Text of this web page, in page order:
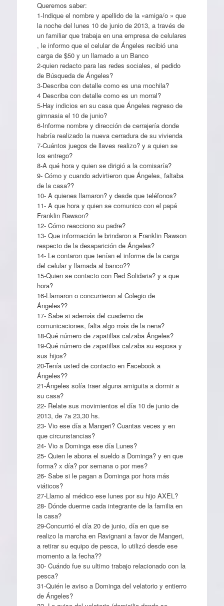
Queremos saber:
1-Indique el nombre y apellido de la «amiga/o » que
la noche del lunes 10 de junio de 2013, a través de
un familiar que trabaja en una empresa de celulares
, le informo que el celular de Ángeles recibió una
carga de $50 y un llamado a un Banco
2-quien redacto para las redes sociales, el pedido
de Búsqueda de Ángeles?
3-Describa con detalle como es una mochila?
4 Describa con detalle como es un morral?
5-Hay indicios en su casa que Ángeles regreso de
gimnasia el 10 de junio?
6-Informe nombre y dirección de cerrajería donde
habría realizado la nueva cerradura de su vivienda
7-Cuántos juegos de llaves realizo? y a quien se
los entrego?
8-A qué hora y quien se dirigió a la comisaría?
9- Cómo y cuando advirtieron que Ángeles, faltaba
de la casa??
10- A quienes llamaron? y desde que teléfonos?
11- A que hora y quien se comunico con el papá
Franklin Rawson?
12- Cómo reacciono su padre?
13- Que información le brindaron a Franklin Rawson
respecto de la desaparición de Ángeles?
14- Le contaron que tenían el informe de la carga
del celular y llamada al banco??
15-Quien se contacto con Red Solidaria? y a que
hora?
16-Llamaron o concurrieron al Colegio de
Ángeles??
17- Sabe si además del cuaderno de
comunicaciones, falta algo más de la nena?
18-Qué número de zapatillas calzaba Ángeles?
19-Qué número de zapatillas calzaba su esposa y
sus hijos?
20-Tenía usted de contacto en Facebook a
Ángeles??
21-Ángeles solía traer alguna amiguita a dormir a
su casa?
22- Relate sus movimientos el día 10 de junio de
2013, de 7a 23,30 hs.
23- Vio ese día a Mangeri? Cuantas veces y en
que circunstancias?
24- Vio a Dominga ese día Lunes?
25- Quien le abona el sueldo a Dominga? y en que
forma? x día? por semana o por mes?
26- Sabe si le pagan a Dominga por hora más
viáticos?
27-Llamo al médico ese lunes por su hijo AXEL?
28- Dónde duerme cada integrante de la familia en
la casa?
29-Concurrió el día 20 de junio, día en que se
realizo la marcha en Ravignani a favor de Mangeri,
a retirar su equipo de pesca, lo utilizó desde ese
momento a la fecha??
30- Cuándo fue su ultimo trabajo relacionado con la
pesca?
31-Quién le aviso a Dominga del velatorio y entierro
de Ángeles?